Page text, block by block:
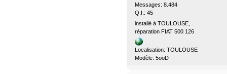
Messages: 8.484
Q.I.: 45
installé à TOULOUSE,
réparation FIAT 500 126
Localisation: TOULOUSE
Modèle: 5ooD